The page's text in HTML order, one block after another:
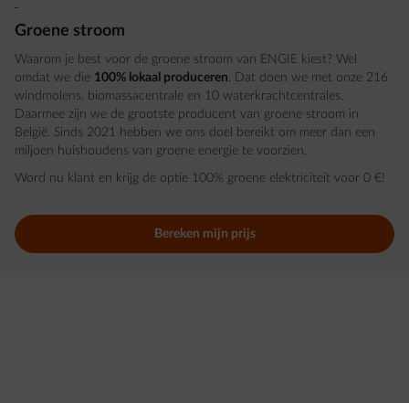
Groene stroom
Waarom je best voor de groene stroom van ENGIE kiest? Wel
omdat we die 100% lokaal produceren. Dat doen we met onze 216
windmolens, biomassacentrale en 10 waterkrachtcentrales.
Daarmee zijn we de grootste producent van groene stroom in
België. Sinds 2021 hebben we ons doel bereikt om meer dan een
miljoen huishoudens van groene energie te voorzien.
Word nu klant en krijg de optie 100% groene elektriciteit voor 0 €!
Bereken mijn prijs